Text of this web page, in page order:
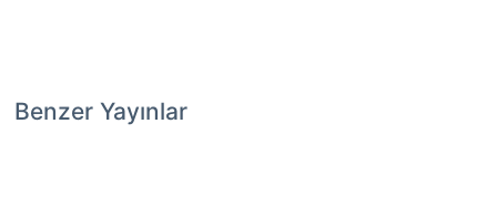
Benzer Yayınlar